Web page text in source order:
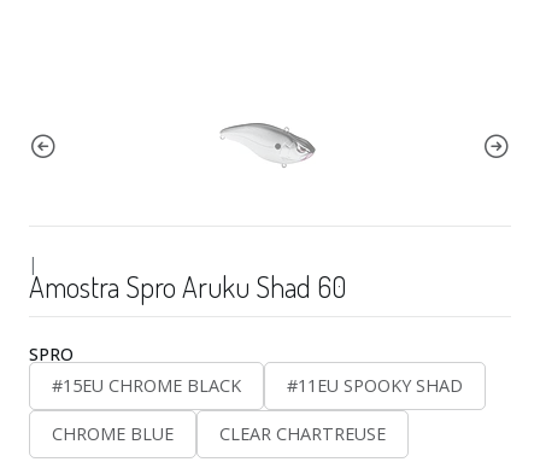
|
Amostra Spro Aruku Shad 60
SPRO
#15EU CHROME BLACK
#11EU SPOOKY SHAD
CHROME BLUE CLEAR CHARTREUSE